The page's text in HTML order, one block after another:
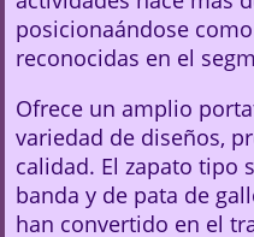
posicionaándose
reconocidas en el
Ofrece un amplio
variedad de diseños,
calidad. El zapato tipo
banda y de pata de
han convertido en el